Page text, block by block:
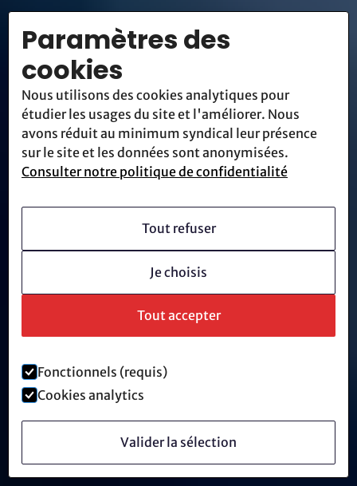
Paramètres des
cookies
Nous utilisons des cookies analytiques pour
étudier les usages du site et l'améliorer. Nous
avons réduit au minimum syndical leur présence
sur le site et les données sont anonymisées.
Consulter notre politique de confidentialité
Tout refuser
Je choisis
Tout accepter
Fonctionnels (requis)
Cookies analytics
Valider la sélection